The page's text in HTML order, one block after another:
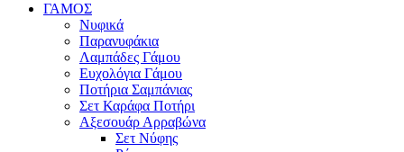
ΓΑΜΟΣ
Νυφικά
Παρανυφάκια
Λαμπάδες Γάμου
Ευχολόγια Γάμου
Ποτήρια Σαμπάνιας
Σετ Καράφα Ποτήρι
Αξεσουάρ Αρραβώνα
Σετ Νύφης